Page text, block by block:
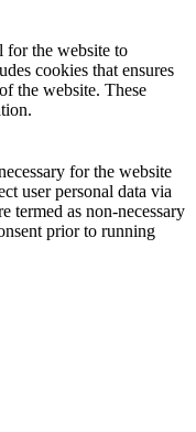
for the website to
cookies that ensures
the website. These
for the website
user personal data via
termed as non-necessary
prior to running